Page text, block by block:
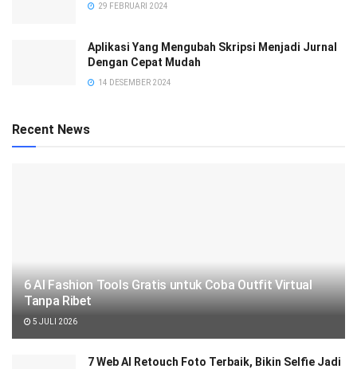
29 FEBRUARI 2024
Aplikasi Yang Mengubah Skripsi Menjadi Jurnal
Dengan Cepat Mudah
14 DESEMBER 2024
Recent News
6 AI Fashion Tools Gratis untuk Coba Outfit Virtual
Tanpa Ribet
5 JULI 2026
7 Web AI Retouch Foto Terbaik, Bikin Selfie Jadi